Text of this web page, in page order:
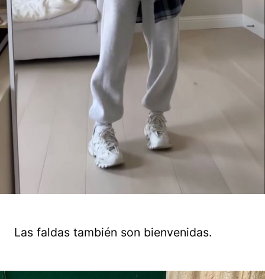
Las faldas también son bienvenidas.